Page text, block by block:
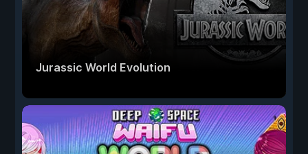
Jurassic World Evolution